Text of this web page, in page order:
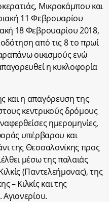
Μικροκάμπου και
11 Φεβρουαρίου
18 Φεβρουαρίου 2018,
από τις 8 το πρωί
οικισμούς ενώ
η κυκλοφορία
και η απαγόρευση της
κεντρικούς δρόμους
ημερομηνίες,
υπέρβαρου και
της Θεσσαλονίκης προς
μέσω της παλαιάς
(Παντελεήμονας), της
– Κιλκίς και της